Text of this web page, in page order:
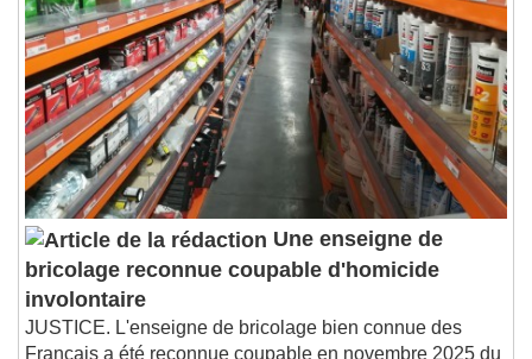
Une enseigne de
bricolage reconnue coupable d'homicide
involontaire
JUSTICE. L'enseigne de bricolage bien connue des